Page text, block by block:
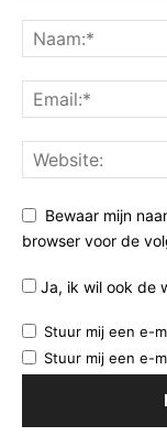
Bewaar mijn
browser voor de
Ja, ik wil ook de
Stuur mij een e-
Stuur mij een e-